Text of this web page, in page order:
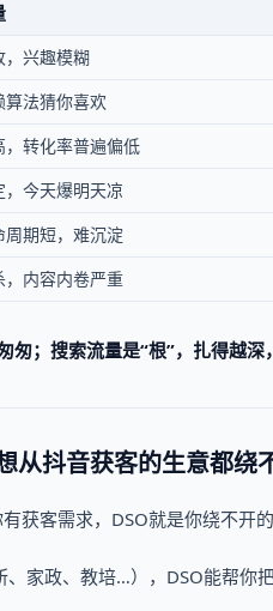
，兴趣模糊
算法猜你喜欢
，转化率普遍偏低
，今天爆明天凉
周期短，难沉淀
，内容内卷严重
；搜索流量是“根”，扎得越深
从抖音获客的生意都绕
获客需求，DSO就是你绕不开的
、家政、教培…），DSO能帮你